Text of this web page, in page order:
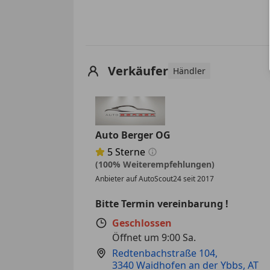
Verkäufer Händler
Auto Berger OG
Sternebewertung 5 von 5
5Sterne
(100% Weiterempfehlungen)
Anbieter auf AutoScout24 seit 2017
Bitte Termin vereinbarung !
Geschlossen
Öffnet um 9:00 Sa.
Redtenbachstraße 104,
3340 Waidhofen an der Ybbs, AT